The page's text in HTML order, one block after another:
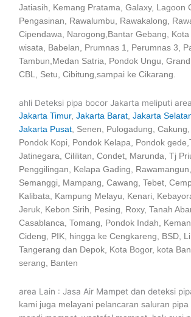
Jatiasih, Kemang Pratama, Galaxy, Lagoon
Pengasinan, Rawalumbu, Rawakalong,
Cipendawa, Narogong,Bantar Gebang, Kota
wisata, Babelan, Prumnas 1, Perumnas 3,
Tambun,Medan Satria, Pondok Ungu,
CBL, Setu, Cibitung,sampai ke Cikarang.
ahli Deteksi pipa bocor Jakarta meliputi
Jakarta Timur,Jakarta Barat,Jakarta
Jakarta Pusat, Senen, Pulogadung,
Pondok Kopi, Pondok Kelapa, Pondok
Jatinegara, Cililitan, Condet, Marunda, Tj
Penggilingan, Kelapa Gading,
Semanggi, Mampang, Cawang, Tebet,
Kalibata, Kampung Melayu, Kenari,
Jeruk, Kebon Sirih, Pesing, Roxy, Tanah
Casablanca, Tomang, Pondok Indah,
Cideng, PIK, hingga ke Cengkareng, BSD,
Tangerang dan Depok, Kota Bogor, kota
serang, Banten
area Lain : Jasa Air Mampet dan deteksi
kami juga melayani pelancaran saluran